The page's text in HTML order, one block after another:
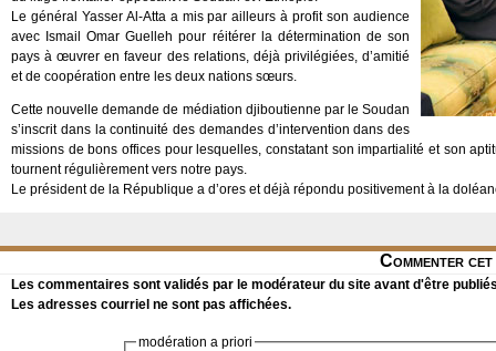
Le général Yasser Al-Atta a mis par ailleurs à profit son audience
avec Ismail Omar Guelleh pour réitérer la détermination de son
pays à œuvrer en faveur des relations, déjà privilégiées, d’amitié
et de coopération entre les deux nations sœurs.
Cette nouvelle demande de médiation djiboutienne par le Soudan
s’inscrit dans la continuité des demandes d’intervention dans des
missions de bons offices pour lesquelles, constatant son impartialité et son
tournent régulièrement vers notre pays.
Le président de la République a d’ores et déjà répondu positivement à la
Commenter
Les commentaires sont validés par le modérateur du site avant d'être
Les adresses courriel ne sont pas affichées.
modération a priori